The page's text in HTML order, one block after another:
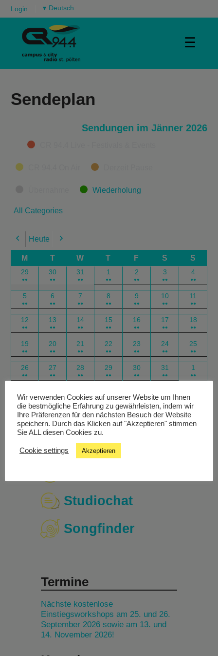
Login ▾
☰
Sendeplan
Sendungen im Jänner 2026
Categories
Wiederholung
All Categories
Previous
Heute Next
M T W T F S S
29
●●
30
●●
31
●●
1
●●
2
●●
3
●●
4
●●
5
●●
6
●●
7
●●
8
●●
9
●●
10
●●
11
●●
12
●●
13
●●
14
●●
15
●●
16
●●
17
●●
18
●●
19
●●
20
●●
21
●●
22
●●
23
●●
24
●●
25
●●
26
●●
27
●●
28
●●
29
●●
30
●●
31
●●
1
●●
Subscribe
in
Google
Subscribe
in
Outlook
Export
for
Google
Export
for
Outlook
Studiochat
Songfinder
Termine
Nächste kostenlose
Einstiegsworkshops am 25. und 26.
September 2026 sowie am 13. und
14. November 2026!
Wir verwenden Cookies auf unserer Website um Ihnen
die bestmögliche Erfahrung zu gewährleisten, indem wir
Ihre Präferenzen für den nächsten Besuch der Website
speichern. Durch das Klicken auf "Akzeptieren" stimmen
Sie ALL diesen Cookies zu.
Cookie settings Akzeptieren